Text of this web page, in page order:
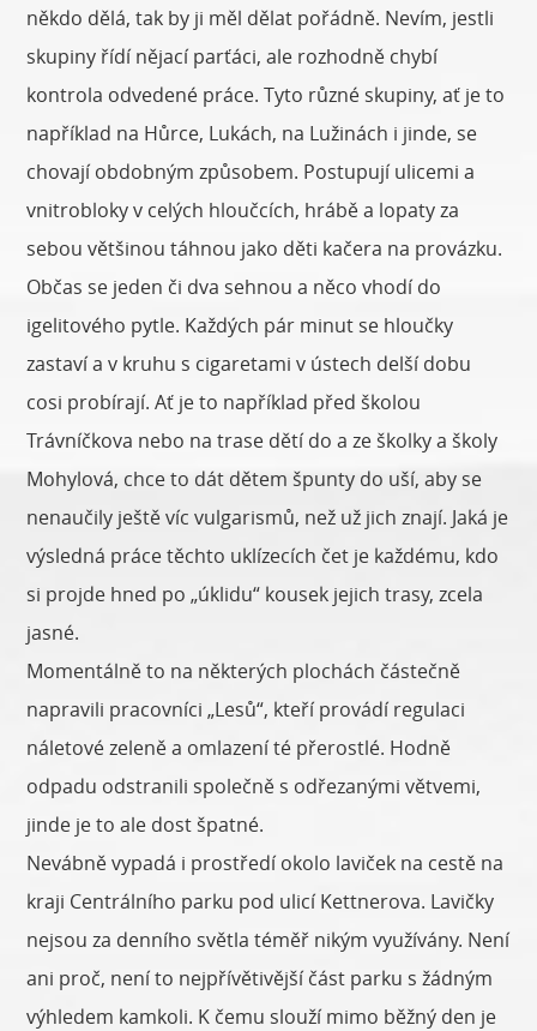
někdo dělá, tak by ji měl dělat pořádně. Nevím, jestli
skupiny řídí nějací parťáci, ale rozhodně chybí
kontrola odvedené práce. Tyto různé skupiny, ať je to
například na Hůrce, Lukách, na Lužinách i jinde, se
chovají obdobným způsobem. Postupují ulicemi a
vnitrobloky v celých hloučcích, hrábě a lopaty za
sebou většinou táhnou jako děti kačera na provázku.
Občas se jeden či dva sehnou a něco vhodí do
igelitového pytle. Každých pár minut se hloučky
zastaví a v kruhu s cigaretami v ústech delší dobu
cosi probírají. Ať je to například před školou
Trávníčkova nebo na trase dětí do a ze školky a školy
Mohylová, chce to dát dětem špunty do uší, aby se
nenaučily ještě víc vulgarismů, než už jich znají. Jaká je
výsledná práce těchto uklízecích čet je každému, kdo
si projde hned po „úklidu“ kousek jejich trasy, zcela
jasné.
Momentálně to na některých plochách částečně
napravili pracovníci „Lesů“, kteří provádí regulaci
náletové zeleně a omlazení té přerostlé. Hodně
odpadu odstranili společně s odřezanými větvemi,
jinde je to ale dost špatné.
Nevábně vypadá i prostředí okolo laviček na cestě na
kraji Centrálního parku pod ulicí Kettnerova. Lavičky
nejsou za denního světla téměř nikým využívány. Není
ani proč, není to nejpřívětivější část parku s žádným
výhledem kamkoli. K čemu slouží mimo běžný den je